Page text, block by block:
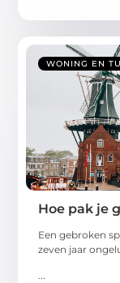
WONING EN
Hoe pak je
Een gebroken
zeven jaar
...